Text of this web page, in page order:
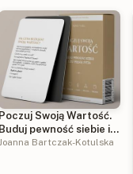
Poczuj Swoją Wartość.
Buduj pewność siebie i
żyj pełnią życia
Joanna Bartczak-Kotulska